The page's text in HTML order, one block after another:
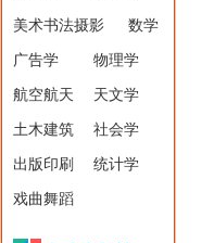
美术书法摄影 数学
广告学 物理学
航空航天 天文学
土木建筑 社会学
出版印刷 统计学
戏曲舞蹈